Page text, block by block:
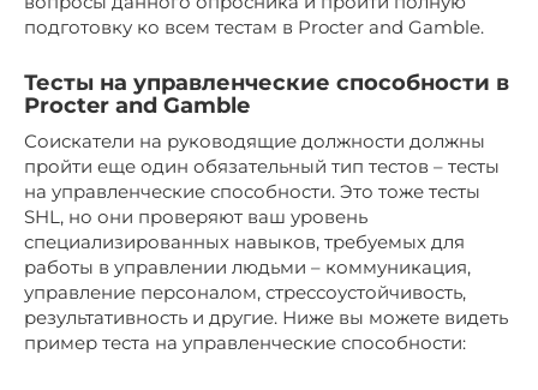
подготовку ко всем тестам в Procter and Gamble.
Тесты на управленческие способности в
Procter and Gamble
Соискатели на руководящие должности должны
пройти еще один обязательный тип тестов – тесты
на управленческие способности. Это тоже тесты
SHL, но они проверяют ваш уровень
специализированных навыков, требуемых для
работы в управлении людьми – коммуникация,
управление персоналом, стрессоустойчивость,
результативность и другие. Ниже вы можете видеть
пример теста на управленческие способности: